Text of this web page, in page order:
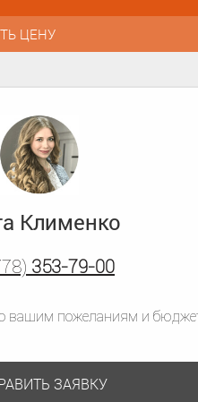
Клименко
353-79-00
вашим пожеланиям и
ЗАЯВКУ
636-70-90
683-54-14